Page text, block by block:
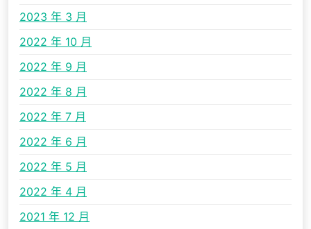
2023 年 3 月
2022 年 10 月
2022 年 9 月
2022 年 8 月
2022 年 7 月
2022 年 6 月
2022 年 5 月
2022 年 4 月
2021 年 12 月